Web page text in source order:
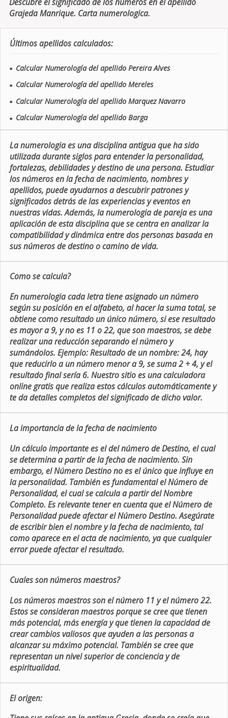
Grajeda Manrique. Carta numerologica.
Últimos apellidos calculados:
■ Calcular Numerología del apellido Pereira Alves
■ Calcular Numerología del apellido Mereles
■ Calcular Numerología del apellido Marquez Navarro
■ Calcular Numerología del apellido Barga
La numerologia es una disciplina antigua que ha sido
utilizada durante siglos para entender la personalidad,
fortalezas, debilidades y destino de una persona. Estudiar
los números en la fecha de nacimiento, nombres y
apellidos, puede ayudarnos a descubrir patrones y
significados detrás de las experiencias y eventos en
nuestras vidas. Además, la numerologia de pareja es una
aplicación de esta disciplina que se centra en analizar la
compatibilidad y dinámica entre dos personas basada en
sus números de destino o camino de vida.
Como se calcula?
En numerologia cada letra tiene asignado un número
según su posición en el alfabeto, al hacer la suma total, se
obtiene como resultado un único número, si ese resultado
es mayor a 9, y no es 11 o 22, que son maestros, se debe
realizar una reducción separando el número y
sumándolos. Ejemplo: Resultado de un nombre: 24, hay
que reducirlo a un número menor a 9, se suma 2 + 4, y el
resultado final sería 6. Nuestro sitio es una calculadora
online gratis que realiza estos cálculos automáticamente y
te da detalles completos del significado de dicho valor.
La importancia de la fecha de nacimiento
Un cálculo importante es el del número de Destino, el cual
se determina a partir de la fecha de nacimiento. Sin
embargo, el Número Destino no es el único que influye en
la personalidad. También es fundamental el Número de
Personalidad, el cual se calcula a partir del Nombre
Completo. Es relevante tener en cuenta que el Número de
Personalidad puede afectar el Número Destino. Asegúrate
de escribir bien el nombre y la fecha de nacimiento, tal
como aparece en el acta de nacimiento, ya que cualquier
error puede afectar el resultado.
Cuales son números maestros?
Los números maestros son el número 11 y el número 22.
Estos se consideran maestros porque se cree que tienen
más potencial, más energía y que tienen la capacidad de
crear cambios valiosos que ayuden a las personas a
alcanzar su máximo potencial. También se cree que
representan un nivel superior de conciencia y de
espiritualidad.
El origen: